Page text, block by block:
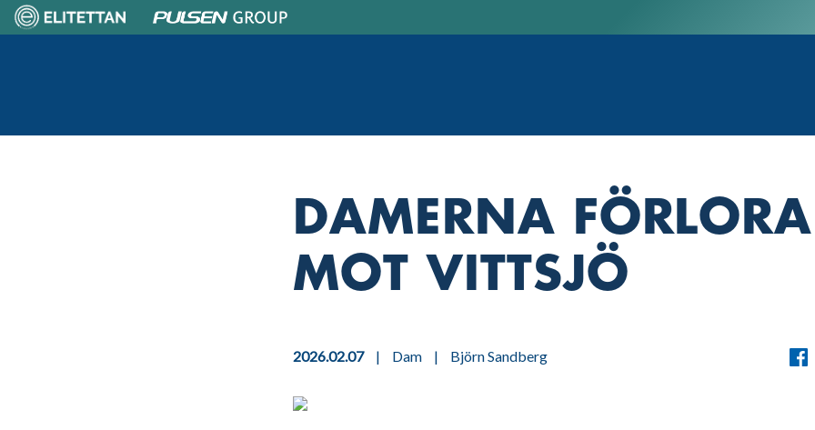
DAMERNA
MOT VITTSJÖ
2026.02.07 | Dam | Björn Sandberg